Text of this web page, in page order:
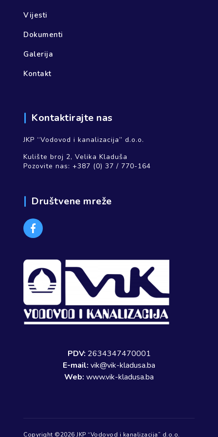
Vijesti
Dokumenti
Galerija
Kontakt
Kontaktirajte nas
JKP “Vodovod i kanalizacija” d.o.o.
Kulište broj 2, Velika Kladuša
Pozovite nas: +387 (0) 37 / 770-164
Društvene mreže
Facebook
PDV: 2634347470001
E-mail: vik@vik-kladusa.ba
Web: www.vik-kladusa.ba
Copyright ©2026 JKP “Vodovod i kanalizacija” d.o.o.